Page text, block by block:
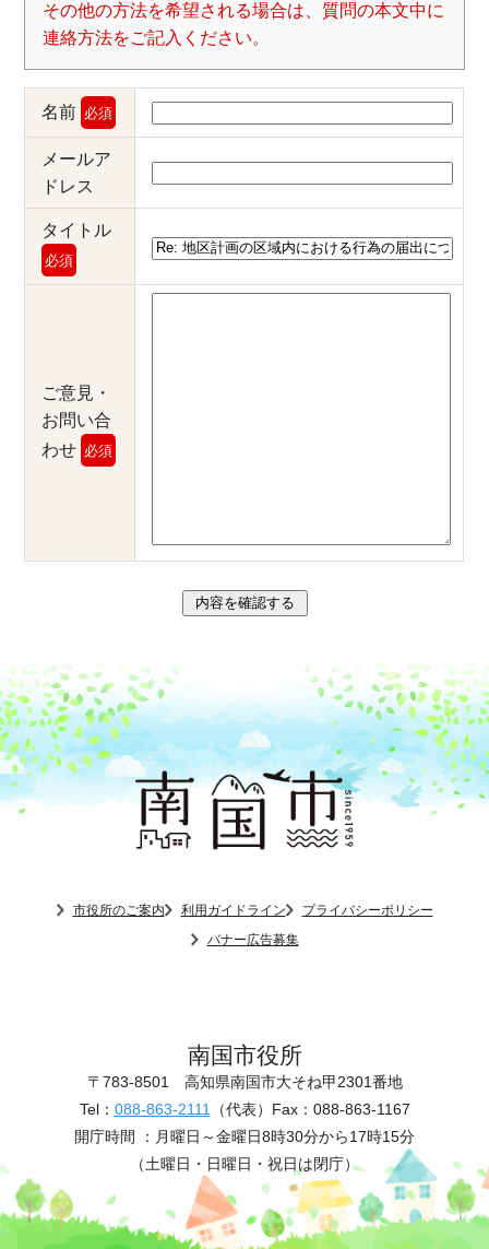
その他の方法を希望される場合は、質問の本文中に
連絡方法をご記入ください。
名前 必須
メールア
ドレス
タイトル
必須
ご意見・
お問い合
わせ 必須
市役所のご案内 利用ガイドライン
プライバシーポリシー
バナー広告募集
南国市役所
〒783-8501 高知県南国市大そね甲2301番地
Tel： 088-863-2111 （代表） Fax：088-863-1167
開庁時間 ： 月曜日～金曜日8時30分から17時15分
（土曜日・日曜日・祝日は閉庁）